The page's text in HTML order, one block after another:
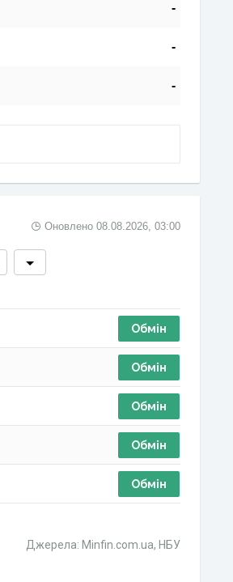
-
-
-
Оновлено 08.08.2026, 03:00
Обмін
Обмін
Обмін
Обмін
Обмін
Джерела: Minfin.com.ua, НБУ